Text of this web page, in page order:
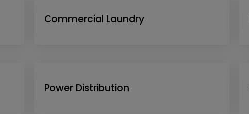
Commercial Laundry
Power Distribution